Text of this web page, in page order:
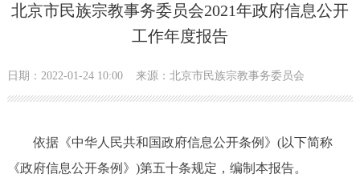
北京要闻 会议信息 部门动态
市领导 机构职能 政策服务
北京市民族宗教事务委员会2021年政府信息公开
工作年度报告
日期：2022-01-24 10:00 来源：北京市民族宗教事务委员会
依据《中华人民共和国政府信息公开条例》(以下简称
《政府信息公开条例》)第五十条规定，编制本报告。